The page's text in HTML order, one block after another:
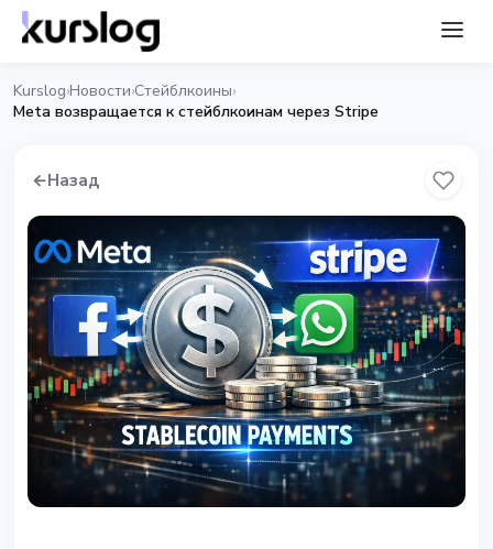
Kurslog›Новости›Стейблкоины›
Meta возвращается к стейблкоинам через Stripe
←Назад